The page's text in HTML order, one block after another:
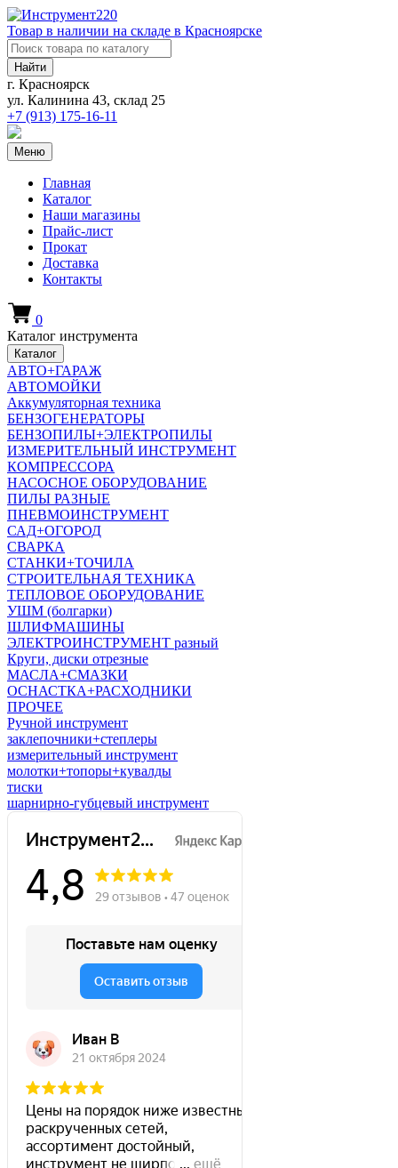
Товар в наличии на складе в Красноярске
Найти
г. Красноярск
ул. Калинина 43, склад 25
+7 (913) 175-16-11
Меню
Главная
Каталог
Наши магазины
Прайс-лист
Прокат
Доставка
Контакты
0
Каталог инструмента
Каталог
АВТО+ГАРАЖ
АВТОМОЙКИ
Аккумуляторная техника
БЕНЗОГЕНЕРАТОРЫ
БЕНЗОПИЛЫ+ЭЛЕКТРОПИЛЫ
ИЗМЕРИТЕЛЬНЫЙ ИНСТРУМЕНТ
КОМПРЕССОРА
НАСОСНОЕ ОБОРУДОВАНИЕ
ПИЛЫ РАЗНЫЕ
ПНЕВМОИНСТРУМЕНТ
САД+ОГОРОД
СВАРКА
СТАНКИ+ТОЧИЛА
СТРОИТЕЛЬНАЯ ТЕХНИКА
ТЕПЛОВОЕ ОБОРУДОВАНИЕ
УШМ (болгарки)
ШЛИФМАШИНЫ
ЭЛЕКТРОИНСТРУМЕНТ разный
Круги, диски отрезные
МАСЛА+СМАЗКИ
ОСНАСТКА+РАСХОДНИКИ
ПРОЧЕЕ
Ручной инструмент
заклепочники+степлеры
измерительный инструмент
молотки+топоры+кувалды
тиски
шарнирно-губцевый инструмент